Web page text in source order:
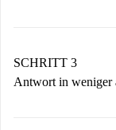
Denk daran,
Vermieter
SCHRITT 3
Antwort in weniger